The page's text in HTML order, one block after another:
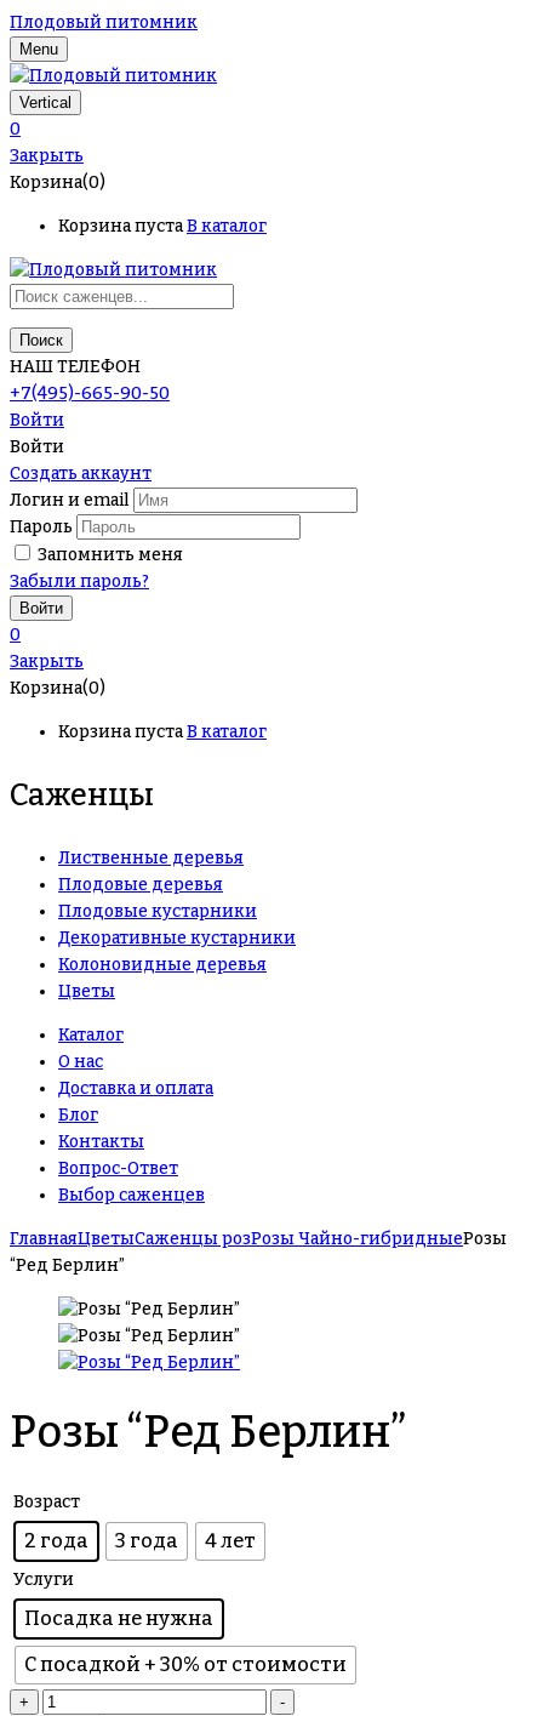
Плодовый питомник
Menu
Vertical
0
Закрыть
Корзина(0)
Корзина пустаВ каталог
Поиск
НАШ ТЕЛЕФОН
+7(495)-665-90-50
Войти
Войти
Создать аккаунт
Логин и email
Пароль
Запомнить меня
Забыли пароль?
0
Закрыть
Корзина(0)
Корзина пустаВ каталог
Саженцы
Лиственные деревья
Плодовые деревья
Плодовые кустарники
Декоративные кустарники
Колоновидные деревья
Цветы
Каталог
О нас
Доставка и оплата
Блог
Контакты
Вопрос-Ответ
Выбор саженцев
ГлавнаяЦветыСаженцы розРозы Чайно-гибридныеРозы
“Ред Берлин”
Розы “Ред Берлин”
Возраст
2 года 3 года 4 лет
Услуги
Посадка не нужна
С посадкой + 30% от стоимости
+
Количество
-